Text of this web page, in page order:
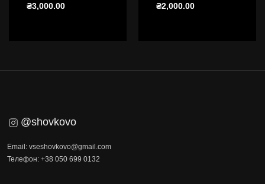
₴3,000.00 ₴2,000.00
@shovkovo
Email: vseshovkovo@gmail.com
Телефон: +38 050 699 0132